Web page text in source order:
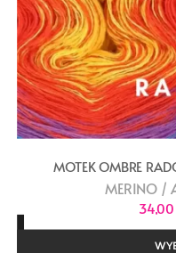
MOTEK OMBRE
MERINO /
34,00